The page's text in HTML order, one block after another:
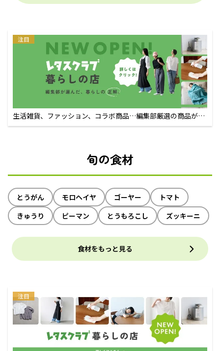
注目
生活雑貨、ファッション、コラボ商品…編集部厳選の商品が買
えるECサイト
旬の食材
とうがん モロヘイヤ ゴーヤー
トマト
きゅうり
ピーマン とうもろこし ズッキーニ
食材をもっと見る
注目